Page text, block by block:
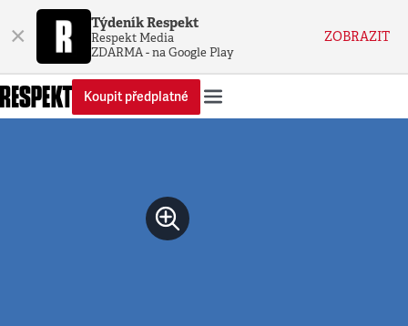
× Týdeník Respekt
Respekt Media
ZDARMA - na Google Play
ZOBRAZIT
Koupit předplatné